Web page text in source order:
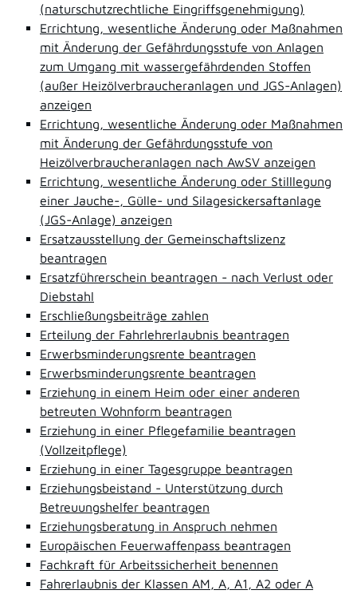
(naturschutzrechtliche Eingriffsgenehmigung)
Errichtung, wesentliche Änderung oder Maßnahmen
mit Änderung der Gefährdungsstufe von Anlagen
zum Umgang mit wassergefährdenden Stoffen
(außer Heizölverbraucheranlagen und JGS-Anlagen)
anzeigen
Errichtung, wesentliche Änderung oder Maßnahmen
mit Änderung der Gefährdungsstufe von
Heizölverbraucheranlagen nach AwSV anzeigen
Errichtung, wesentliche Änderung oder Stilllegung
einer Jauche-, Gülle- und Silagesickersaftanlage
(JGS-Anlage) anzeigen
Ersatzausstellung der Gemeinschaftslizenz
beantragen
Ersatzführerschein beantragen - nach Verlust oder
Diebstahl
Erschließungsbeiträge zahlen
Erteilung der Fahrlehrerlaubnis beantragen
Erwerbsminderungsrente beantragen
Erwerbsminderungsrente beantragen
Erziehung in einem Heim oder einer anderen
betreuten Wohnform beantragen
Erziehung in einer Pflegefamilie beantragen
(Vollzeitpflege)
Erziehung in einer Tagesgruppe beantragen
Erziehungsbeistand - Unterstützung durch
Betreuungshelfer beantragen
Erziehungsberatung in Anspruch nehmen
Europäischen Feuerwaffenpass beantragen
Fachkraft für Arbeitssicherheit benennen
Fahrerlaubnis der Klassen AM, A, A1, A2 oder A